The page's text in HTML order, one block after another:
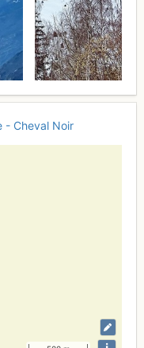
- Cheval Noir